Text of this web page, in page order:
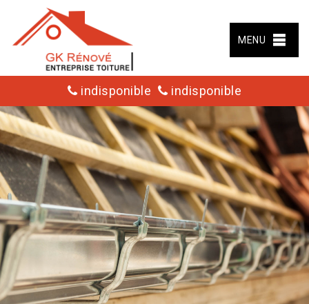
MENU
indisponible indisponible